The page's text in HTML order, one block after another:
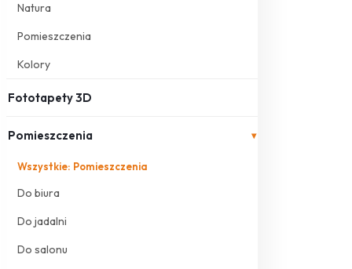
Natura
Pomieszczenia
Kolory
Fototapety 3D
Pomieszczenia ▾
Wszystkie: Pomieszczenia
Do biura
Do jadalni
Do salonu